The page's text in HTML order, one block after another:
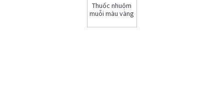
Thuốc nhuộm
muỗi màu vàng